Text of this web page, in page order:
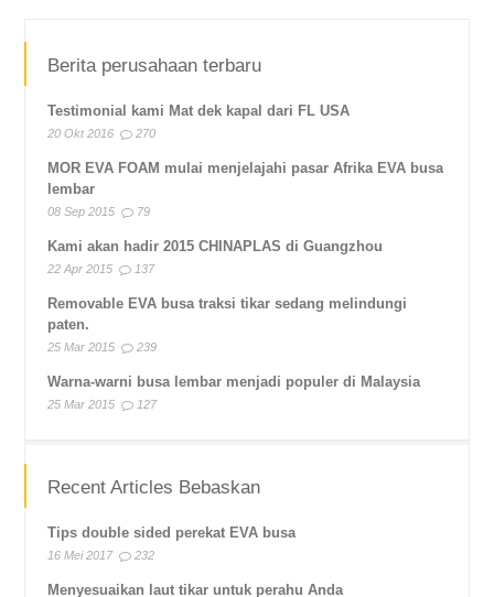
Berita perusahaan terbaru
Testimonial kami Mat dek kapal dari FL USA
20 Okt 2016 270
MOR EVA FOAM mulai menjelajahi pasar Afrika EVA busa
lembar
08 Sep 2015 79
Kami akan hadir 2015 CHINAPLAS di Guangzhou
22 Apr 2015 137
Removable EVA busa traksi tikar sedang melindungi
paten.
25 Mar 2015 239
Warna-warni busa lembar menjadi populer di Malaysia
25 Mar 2015 127
Recent Articles Bebaskan
Tips double sided perekat EVA busa
16 Mei 2017 232
Menyesuaikan laut tikar untuk perahu Anda